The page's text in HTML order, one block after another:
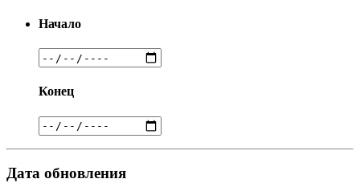
Начало
Конец
Дата обновления